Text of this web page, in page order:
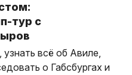
тур с
всё об Авиле,
о Габсбургах и